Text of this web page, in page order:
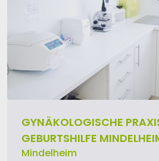
GYNÄKOLOGISCHE
GEBURTSHILFE
Mindelheim